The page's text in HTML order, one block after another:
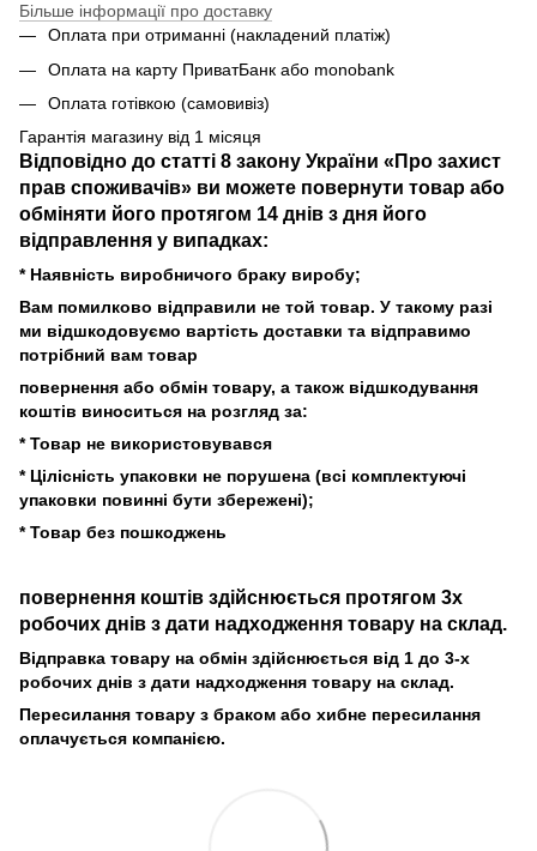
Більше інформації про доставку
Оплата при отриманні (накладений платіж)
Оплата на карту ПриватБанк або monobank
Оплата готівкою (самовивіз)
Гарантія магазину від 1 місяця
Відповідно до статті 8 закону України «Про захист
прав споживачів» ви можете повернути товар або
обміняти його протягом 14 днів з дня його
відправлення у випадках:
* Наявність виробничого браку виробу;
Вам помилково відправили не той товар. У такому разі
ми відшкодовуємо вартість доставки та відправимо
потрібний вам товар
повернення або обмін товару, а також відшкодування
коштів виноситься на розгляд за:
* Товар не використовувався
* Цілісність упаковки не порушена (всі комплектуючі
упаковки повинні бути збережені);
* Товар без пошкоджень
повернення коштів здійснюється протягом 3х
робочих днів з дати надходження товару на склад.
Відправка товару на обмін здійснюється від 1 до 3-х
робочих днів з дати надходження товару на склад.
Пересилання товару з браком або хибне пересилання
оплачується компанією.